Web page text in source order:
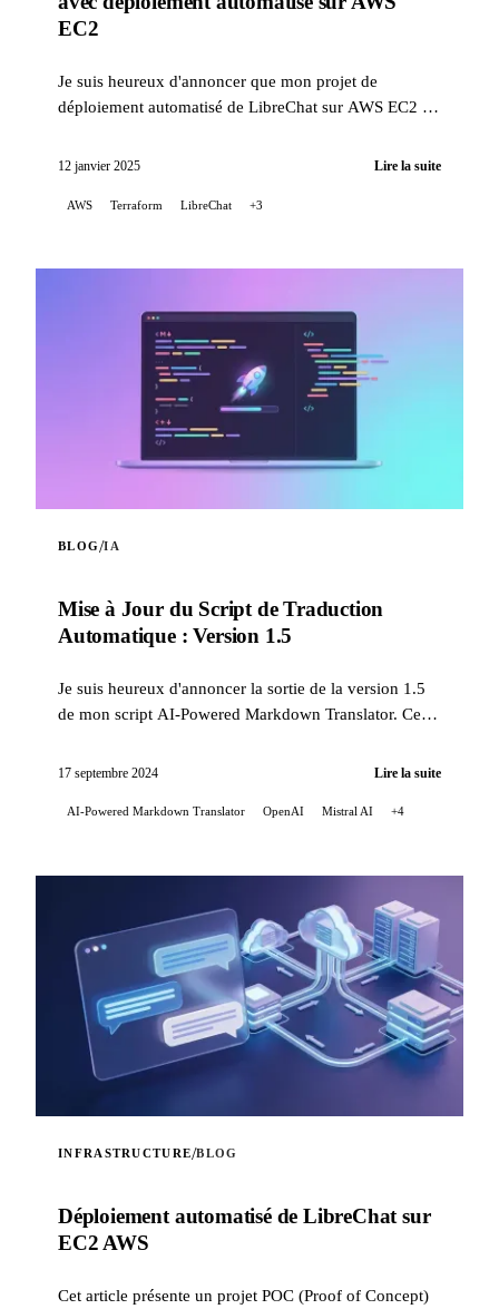
EC2
Je suis heureux d'annoncer que mon projet de
déploiement automatisé de LibreChat sur AWS EC2 a
changement...
12 janvier 2025 Lire la suite
AWS Terraform LibreChat +3
BLOG/IA
Mise à Jour du Script de Traduction
Automatique : Version 1.5
Je suis heureux d'annoncer la sortie de la version 1.5
de mon script AI-Powered Markdown Translator. Cette
17 septembre 2024 Lire la suite
AI-Powered Markdown Translator OpenAI Mistral AI +4
INFRASTRUCTURE/BLOG
Déploiement automatisé de LibreChat sur
EC2 AWS
Cet article présente un projet POC (Proof of Concept)